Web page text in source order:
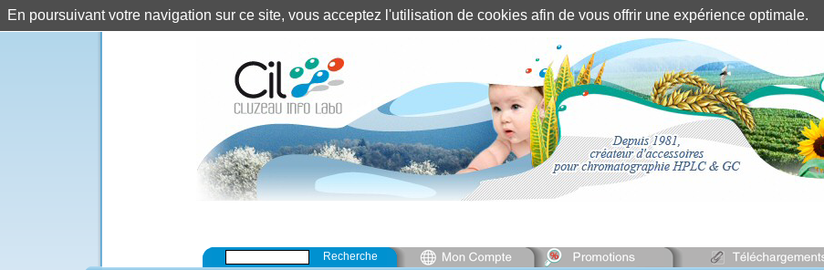
Identification client ||Mon compte
Recherche
En poursuivant votre navigation sur ce site, vous acceptez l'utilisation de cookies afin de vous offrir une expérience optimale.